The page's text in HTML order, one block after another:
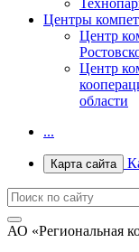
Центры
Центр
Центр
области
...
Карта сайта
АО «Региональная